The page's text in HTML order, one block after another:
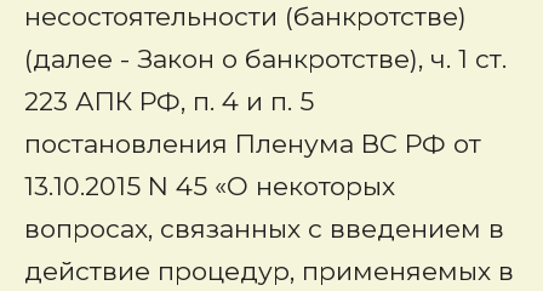
несостоятельности (банкротстве)
(далее - Закон о банкротстве), ч. 1 ст.
223 АПК РФ, п. 4 и п. 5
постановления Пленума ВС РФ от
13.10.2015 N 45 «О некоторых
вопросах, связанных с введением в
действие процедур, применяемых в